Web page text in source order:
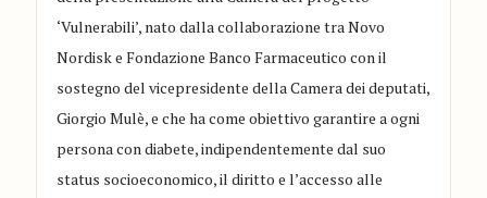
‘Vulnerabili’, nato dalla collaborazione tra Novo
Nordisk e Fondazione Banco Farmaceutico con il
sostegno del vicepresidente della Camera dei deputati,
Giorgio Mulè, e che ha come obiettivo garantire a ogni
persona con diabete, indipendentemente dal suo
status socioeconomico, il diritto e l’accesso alle